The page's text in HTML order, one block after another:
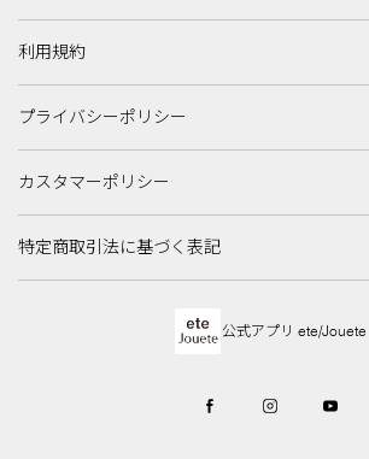
利用規約
プライバシーポリシー
カスタマーポリシー
特定商取引法に基づく表記
公式アプリ ete/Jouete